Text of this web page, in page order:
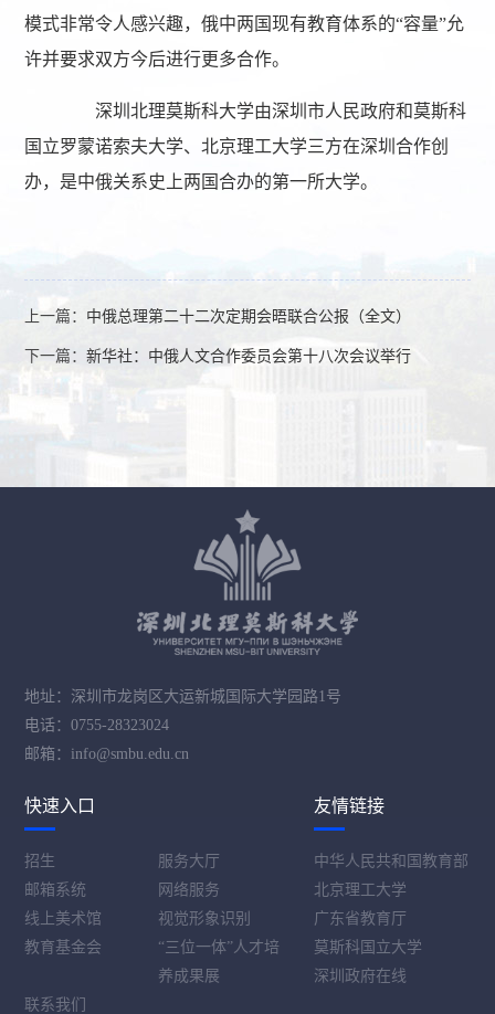
模式非常令人感兴趣，俄中两国现有教育体系的“容量”允
许并要求双方今后进行更多合作。
深圳北理莫斯科大学由深圳市人民政府和莫斯科
国立罗蒙诺索夫大学、北京理工大学三方在深圳合作创
办，是中俄关系史上两国合办的第一所大学。
上一篇： 中俄总理第二十二次定期会晤联合公报（全文）
下一篇：新华社：中俄人文合作委员会第十八次会议举行
地址：深圳市龙岗区大运新城国际大学园路1号
电话：0755-28323024
邮箱：info@smbu.edu.cn
快速入口
招生
服务大厅
邮箱系统
网络服务
线上美术馆
视觉形象识别
教育基金会
“三位一体”人才培
养成果展
联系我们
友情链接
中华人民共和国教育部
北京理工大学
广东省教育厅
莫斯科国立大学
深圳政府在线